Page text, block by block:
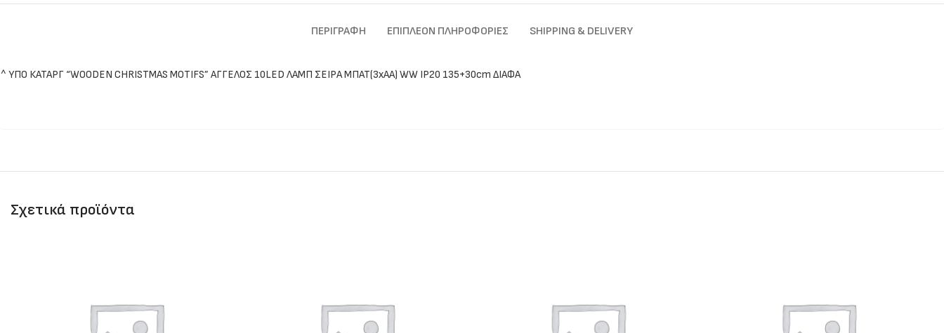
ΠΕΡΙΓΡΑΦΉ ΕΠΙΠΛΈΟΝ ΠΛΗΡΟΦΟΡΊΕΣ SHIPPING & DELIVERY
^ ΥΠΟ ΚΑΤΑΡΓ “WOODEN CHRISTMAS MOTIFS” ΑΓΓΕΛΟΣ 10LED ΛΑΜΠ ΣΕΙΡΑ ΜΠΑΤ(3xAA) WW IP20 135+30cm ΔΙΑΦΑ
Σχετικά προϊόντα